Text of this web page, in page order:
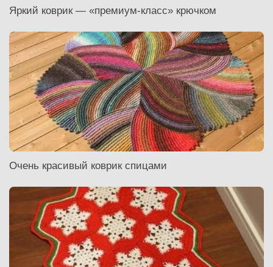
Яркий коврик — «премиум-класс» крючком
Очень красивый коврик спицами